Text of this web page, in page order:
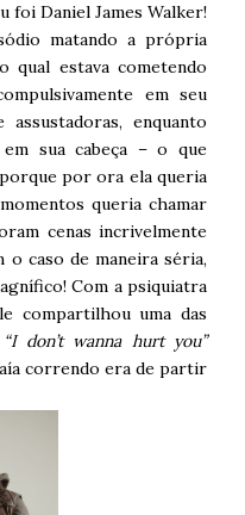
foi Daniel James Walker!
matando a própria
qual estava cometendo
em seu
enquanto
sua cabeça – o que
por ora ela queria
queria chamar
cenas incrivelmente
o caso de maneira séria,
Com a psiquiatra
compartilhou uma das
“I don’t wanna hurt you”
correndo era de partir